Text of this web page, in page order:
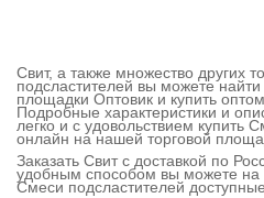
Свит, а также множество других
подсластителей вы можете найти
площадки Оптовик и купить
Подробные характеристики и
легко и с удовольствием купить
онлайн на нашей торговой
Заказать Свит с доставкой по
удобным способом вы можете на
Смеси подсластителей